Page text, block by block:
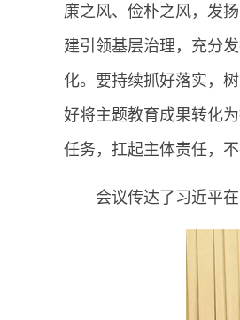
廉之风、俭朴之风，发
建引领基层治理，充分
化。要持续抓好落实，
好将主题教育成果转化
任务，扛起主体责任，不
会议传达了习近平